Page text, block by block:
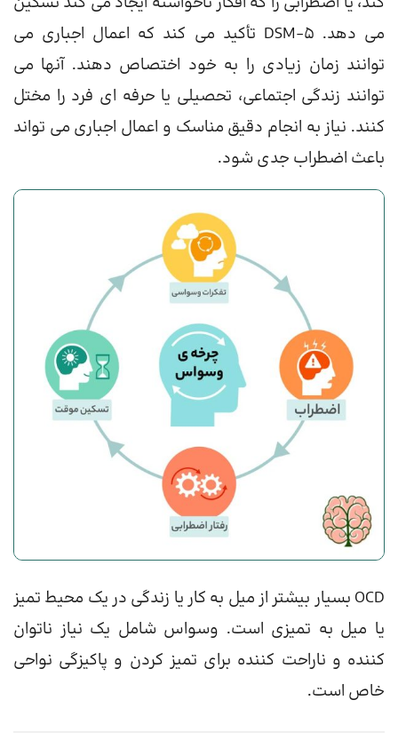
می دهد. DSM-5 تأکید می کند که اعمال اجباری می
توانند زمان زیادی را به خود اختصاص دهند. آنها می
توانند زندگی اجتماعی، تحصیلی یا حرفه ای فرد را مختل
کنند. نیاز به انجام دقیق مناسک و اعمال اجباری می تواند
باعث اضطراب جدی شود.
OCD بسیار بیشتر از میل به کار یا زندگی در یک محیط تمیز
یا میل به تمیزی است. وسواس شامل یک نیاز ناتوان
کننده و ناراحت کننده برای تمیز کردن و پاکیزگی نواحی
خاص است.